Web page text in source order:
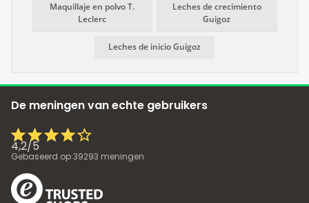
Maquillaje en polvo T.
Leclerc
Leches de crecimiento
Guigoz
Leches de inicio Guigoz
De meningen van echte gebruikers
4,2/5
Gebaseerd op39293 meningen